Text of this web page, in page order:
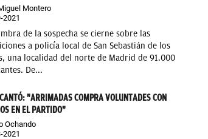
Montero
2021
de la sospecha se cierne sobre las
a policía local de San Sebastián de los
una localidad del norte de Madrid de 91.000
De...
"ARRIMADAS COMPRA VOLUNTADES CON
EN EL PARTIDO"
Ochando
2021